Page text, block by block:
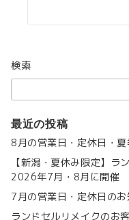
検索
最近の投稿
8月の営業日・定休日・
【新潟・夏休み限定】ラ
2026年7月・8月に開催
7月の営業日・定休日の
ランドセルリメイクのお